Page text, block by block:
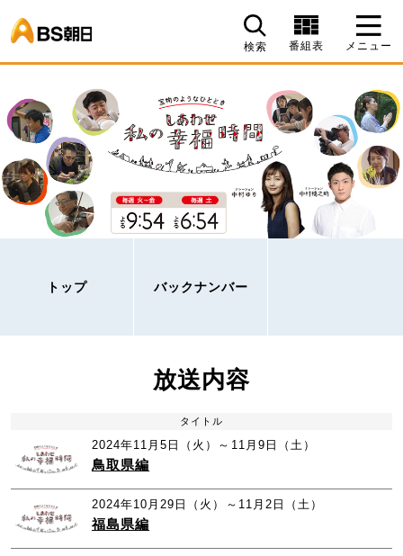
検索 番組表 メニュー
トップ バックナンバー
放送内容
タイトル
2024年11月5日（火）～11月9日（土）
鳥取県編
2024年10月29日（火）～11月2日（土）
福島県編